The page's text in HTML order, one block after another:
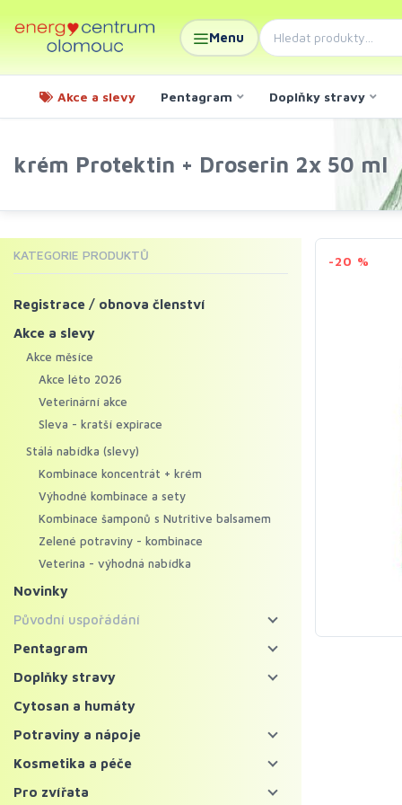
Menu
Akce a slevy Pentagram Doplňky stravy
krém Protektin + Droserin 2x 50 ml
-20 %
KATEGORIE PRODUKTŮ
Registrace / obnova členství
Akce a slevy
Akce měsíce
Akce léto 2026
Veterinární akce
Sleva - kratší expirace
Stálá nabídka (slevy)
Kombinace koncentrát + krém
Výhodné kombinace a sety
Kombinace šamponů s Nutritive balsamem
Zelené potraviny - kombinace
Veterina - výhodná nabídka
Novinky
Původní uspořádání
Energy food
Pentagram - bylinné koncentráty
Pentagram
Koncentráty
Krémy
Doplňky stravy
Bylinné koncentráty
Probiotika a trávení
Cytosan a humáty
Potraviny a nápoje
Zelené potraviny
Bylinné čaje a nápoje
Kosmetika a péče
Pleť
Pro zvířata